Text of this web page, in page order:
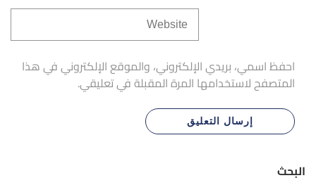
احفظ اسمي، بريدي الإلكتروني، والموقع الإلكتروني في هذا
المتصفح لاستخدامها المرة المقبلة في تعليقي.
البحث